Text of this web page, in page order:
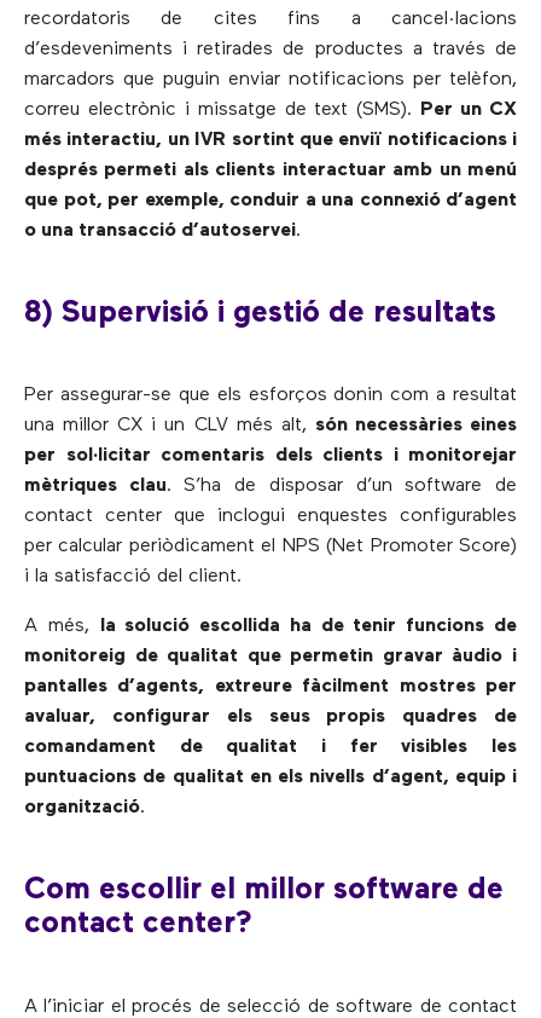
recordatoris de cites fins a cancel·lacions
d’esdeveniments i retirades de productes a través de
marcadors que puguin enviar notificacions per telèfon,
correu electrònic i missatge de text (SMS).
Per un CX
més interactiu, un IVR sortint que enviï notificacions i
després permeti als clients interactuar amb un menú
que pot, per exemple, conduir a una connexió d’agent
o una transacció d’autoservei.
8) Supervisió i gestió de resultats
Per assegurar-se que els esforços donin com a resultat
una millor CX i un CLV més alt, són necessàries eines
per sol·licitar comentaris dels clients i monitorejar
mètriques clau. S’ha de disposar d’un software de
contact center que inclogui enquestes configurables
per calcular periòdicament el NPS (Net Promoter Score)
i la satisfacció del client.
A més, la solució escollida ha de tenir funcions de
monitoreig de qualitat que permetin gravar àudio i
pantalles d’agents, extreure fàcilment mostres per
avaluar, configurar els seus propis quadres de
comandament de qualitat i fer visibles les
puntuacions de qualitat en els nivells d’agent, equip i
organització.
Com escollir el millor software de
contact center?
A l’iniciar el procés de selecció de software de contact